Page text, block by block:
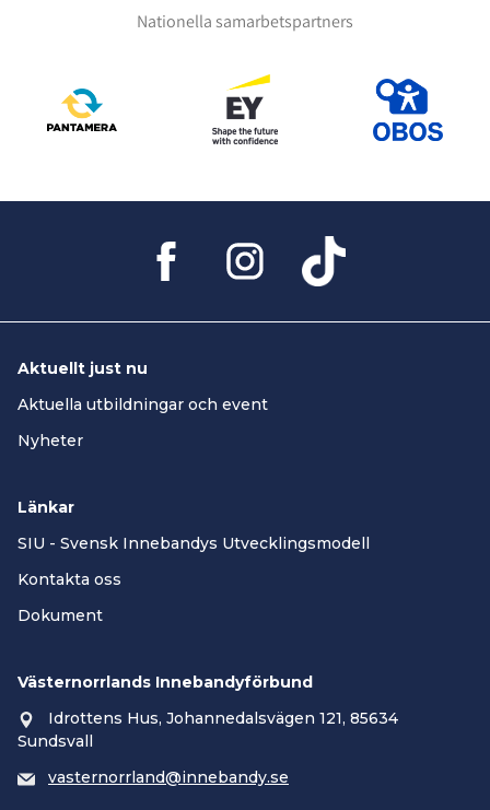
Nationella samarbetspartners
Aktuellt just nu
Aktuella utbildningar och event
Nyheter
Länkar
SIU - Svensk Innebandys Utvecklingsmodell
Kontakta oss
Dokument
Västernorrlands Innebandyförbund
Idrottens Hus, Johannedalsvägen 121, 85634
Sundsvall
vasternorrland@innebandy.se